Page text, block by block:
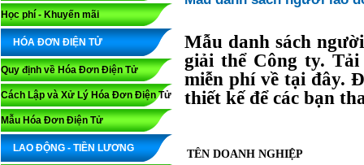
Học phí - Khuyến mãi
HÓA ĐƠN ĐIỆN TỬ
Quy định về Hóa Đơn Điện Tử
Cách Lập và Xử Lý Hóa Đơn Điện Tử
Mẫu Hóa Đơn Điện Tử
LAO ĐỘNG - TIỀN LƯƠNG
Mẫu danh sách
giải thể Công ty.
miễn phí về tại đây.
thiết kế để các bạn
TÊN DOANH NGHIỆP